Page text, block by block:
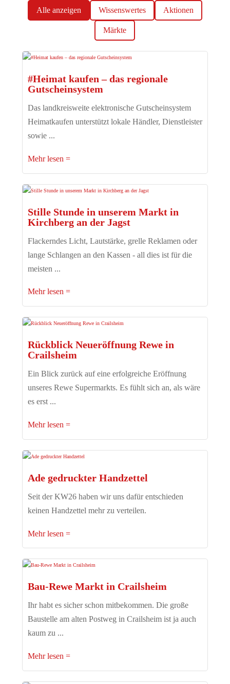
Alle anzeigen Wissenswertes Aktionen
Märkte
#Heimat kaufen – das regionale
Gutscheinsystem
Das landkreisweite elektronische Gutscheinsystem
Heimatkaufen unterstützt lokale Händler, Dienstleister
sowie ...
Mehr lesen
Stille Stunde in unserem Markt in
Kirchberg an der Jagst
Flackerndes Licht, Lautstärke, grelle Reklamen oder
lange Schlangen an den Kassen - all dies ist für die
meisten ...
Mehr lesen
Rückblick Neueröffnung Rewe in
Crailsheim
Ein Blick zurück auf eine erfolgreiche Eröffnung
unseres Rewe Supermarkts. Es fühlt sich an, als wäre
es erst ...
Mehr lesen
Ade gedruckter Handzettel
Seit der KW26 haben wir uns dafür entschieden
keinen Handzettel mehr zu verteilen.
Mehr lesen
Bau-Rewe Markt in Crailsheim
Ihr habt es sicher schon mitbekommen. Die große
Baustelle am alten Postweg in Crailsheim ist ja auch
kaum zu ...
Mehr lesen